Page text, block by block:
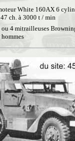
White 160AX 6
ch. à 3000 t / min
ou 4 mitrailleuses
hommes